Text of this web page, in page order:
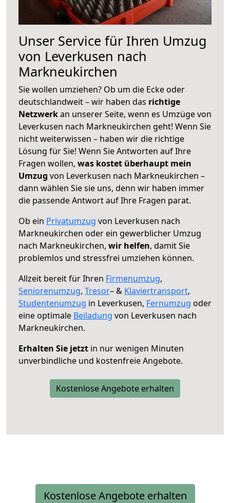
Unser Service für Ihren Umzug
von Leverkusen nach
Markneukirchen
Sie wollen umziehen? Ob um die Ecke oder
deutschlandweit – wir haben das richtige
Netzwerkan unserer Seite, wenn es Umzüge von
Leverkusen nach Markneukirchen geht! Wenn Sie
nicht weiterwissen – haben wir die richtige
Lösung für Sie! Wenn Sie Antworten auf Ihre
Fragen wollen, was kostet überhaupt mein
Umzug von Leverkusen nach Markneukirchen –
dann wählen Sie sie uns, denn wir haben immer
die passende Antwort auf Ihre Fragen parat.
Ob ein Privatumzug von Leverkusen nach
Markneukirchen oder ein gewerblicher Umzug
nach Markneukirchen, wir helfen, damit Sie
problemlos und stressfrei umziehen können.
Allzeit bereit für Ihren Firmenumzug,
Seniorenumzug, Tresor– & Klaviertransport,
Studentenumzug in Leverkusen, Fernumzug oder
eine optimale Beiladung von Leverkusen nach
Markneukirchen.
Erhalten Sie jetzt in nur wenigen Minuten
unverbindliche und kostenfreie Angebote.
Kostenlose Angebote erhalten
Kostenlose Angebote erhalten